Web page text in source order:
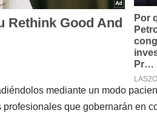
mediante un modo
que gobernarán en